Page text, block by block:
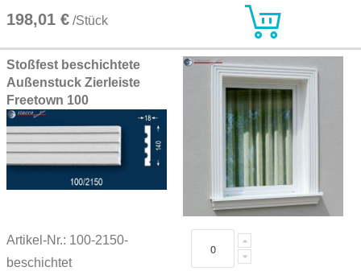
198,01 € /Stück
Stoßfest beschichtete
Außenstuck Zierleiste
Freetown 100
Artikel-Nr.: 100-2150-
beschichtet